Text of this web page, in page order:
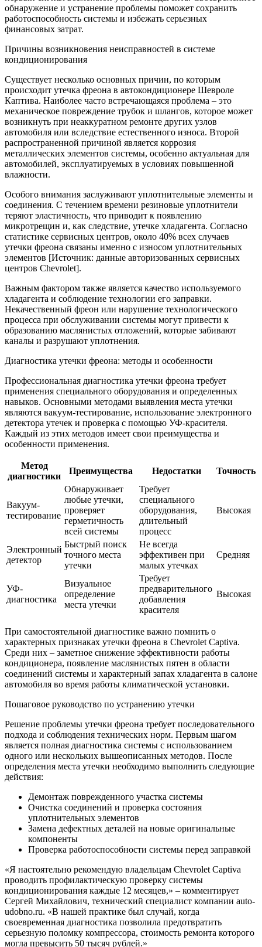
обнаружение и устранение проблемы поможет сохранить
работоспособность системы и избежать серьезных
финансовых затрат.
Причины возникновения неисправностей в системе
кондиционирования
Существует несколько основных причин, по которым
происходит утечка фреона в автокондиционере Шевроле
Каптива. Наиболее часто встречающаяся проблема – это
механическое повреждение трубок и шлангов, которое может
возникнуть при неаккуратном ремонте других узлов
автомобиля или вследствие естественного износа. Второй
распространенной причиной является коррозия
металлических элементов системы, особенно актуальная для
автомобилей, эксплуатируемых в условиях повышенной
влажности.
Особого внимания заслуживают уплотнительные элементы и
соединения. С течением времени резиновые уплотнители
теряют эластичность, что приводит к появлению
микротрещин и, как следствие, утечке хладагента. Согласно
статистике сервисных центров, около 40% всех случаев
утечки фреона связаны именно с износом уплотнительных
элементов [Источник: данные авторизованных сервисных
центров Chevrolet].
Важным фактором также является качество используемого
хладагента и соблюдение технологии его заправки.
Некачественный фреон или нарушение технологического
процесса при обслуживании системы могут привести к
образованию маслянистых отложений, которые забивают
каналы и разрушают уплотнения.
Диагностика утечки фреона: методы и особенности
Профессиональная диагностика утечки фреона требует
применения специального оборудования и определенных
навыков. Основными методами выявления места утечки
являются вакуум-тестирование, использование электронного
детектора утечек и проверка с помощью УФ-красителя.
Каждый из этих методов имеет свои преимущества и
особенности применения.
Метод
диагностики
Преимущества Недостатки Точность
Вакуум-
тестирование
Обнаруживает
любые утечки,
проверяет
герметичность
всей системы
Требует
специального
оборудования,
длительный
процесс
Высокая
Электронный
детектор
Быстрый поиск
точного места
утечки
Не всегда
эффективен при
малых утечках
Средняя
УФ-
диагностика
Визуальное
определение
места утечки
Требует
предварительного
добавления
красителя
Высокая
При самостоятельной диагностике важно помнить о
характерных признаках утечки фреона в Chevrolet Captiva.
Среди них – заметное снижение эффективности работы
кондиционера, появление маслянистых пятен в области
соединений системы и характерный запах хладагента в салоне
автомобиля во время работы климатической установки.
Пошаговое руководство по устранению утечки
Решение проблемы утечки фреона требует последовательного
подхода и соблюдения технических норм. Первым шагом
является полная диагностика системы с использованием
одного или нескольких вышеописанных методов. После
определения места утечки необходимо выполнить следующие
действия:
Демонтаж поврежденного участка системы
Очистка соединений и проверка состояния
уплотнительных элементов
Замена дефектных деталей на новые оригинальные
компоненты
Проверка работоспособности системы перед заправкой
«Я настоятельно рекомендую владельцам Chevrolet Captiva
проводить профилактическую проверку системы
кондиционирования каждые 12 месяцев,» – комментирует
Сергей Михайлович, технический специалист компании auto-
udobno.ru. «В нашей практике был случай, когда
своевременная диагностика позволила предотвратить
серьезную поломку компрессора, стоимость ремонта которого
могла превысить 50 тысяч рублей.»